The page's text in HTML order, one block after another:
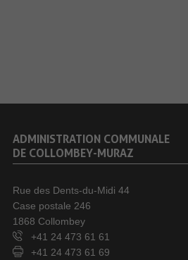
ADMINISTRATION COMMUNALE
DE COLLOMBEY-MURAZ
Rue des Dents-du-Midi 44
Case postale 246
1868 Collombey
+41 24 473 61 61
+41 24 473 61 69